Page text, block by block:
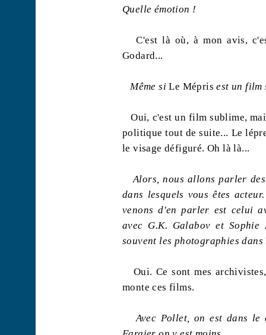
Quelle émotion !
C'est là où, à mon avis,
Godard...
Même siLe Mépris est un film
Oui, c'est un film sublime,
politique tout de suite... Le
le visage défiguré. Oh làlà...
Alors, nous allons parler
dans lesquels vous êtes
venons d'en parler est celui
avec G.K. Galabov et Sophie
souvent les photographies dans
Oui. Ce sont mes
monte ces films.
Avec Pollet, on est dans le